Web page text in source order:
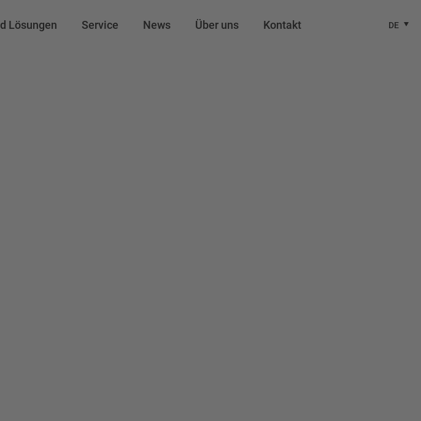
Lösungen Service News Über uns Kontakt DE